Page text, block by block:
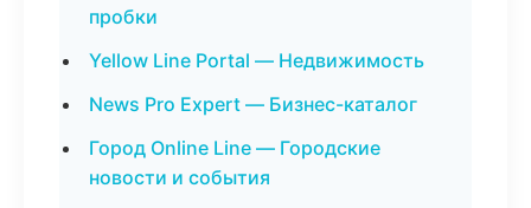
пробки
Yellow Line Portal — Недвижимость
News Pro Expert — Бизнес-каталог
Город Online Line — Городские
новости и события